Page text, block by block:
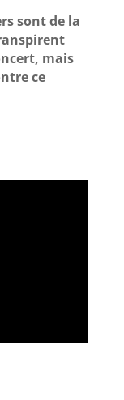
sont de la
mais
ce